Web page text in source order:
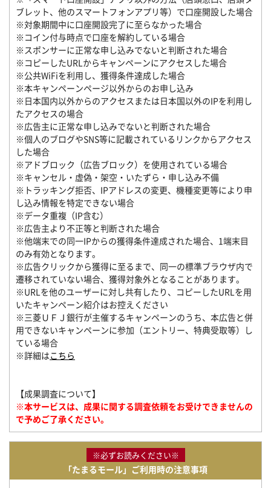
ブレット、他のスマートフォンアプリ等）で口座開設した場合
※対象期間中に口座開設完了に至らなかった場合
※コイン付与時点で口座を解約している場合
※スポンサーに正常な申し込みでないと判断された場合
※コピーしたURLからキャンペーンにアクセスした場合
※公共WiFiを利用し、獲得条件達成した場合
※本キャンペーンページ以外からのお申し込み
※日本国内以外からのアクセスまたは日本国以外のIPを利用し
たアクセスの場合
※広告主に正常な申し込みでないと判断された場合
※個人のブログやSNS等に記載されているリンクからアクセス
した場合
※アドブロック（広告ブロック）を使用されている場合
※キャンセル・虚偽・架空・いたずら・申し込み不備
※トラッキング拒否、IPアドレスの変更、機種変更等により申
し込み情報を特定できない場合
※データ重複（IP含む）
※広告主より不正等と判断された場合
※他端末での同一IPからの獲得条件達成された場合、1端末目
のみ有効となります。
※広告クリックから獲得に至るまで、同一の標準ブラウザ内で
遷移されていない場合、獲得対象外となることがあります。
※URLを他のユーザーに対し共有したり、コピーしたURLを用
いたキャンペーン紹介はお控えください
※三菱ＵＦＪ銀行が主催するキャンペーンのうち、本広告と併
用できないキャンペーンに参加（エントリー、特典受取等）し
ている場合
※詳細はこちら
【成果調査について】
※本サービスは、成果に関する調査依頼をお受けできませんの
で予めご了承ください。
※必ずお読みください※
「たまるモール」ご利用時の注意事項